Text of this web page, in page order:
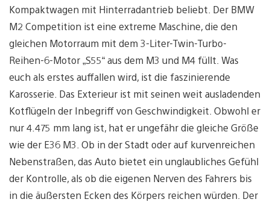
Kompaktwagen mit Hinterradantrieb beliebt. Der BMW
M2 Competition ist eine extreme Maschine, die den
gleichen Motorraum mit dem 3-Liter-Twin-Turbo-
Reihen-6-Motor „S55“ aus dem M3 und M4 füllt. Was
euch als erstes auffallen wird, ist die faszinierende
Karosserie. Das Exterieur ist mit seinen weit ausladenden
Kotflügeln der Inbegriff von Geschwindigkeit. Obwohl er
nur 4.475 mm lang ist, hat er ungefähr die gleiche Größe
wie der E36 M3. Ob in der Stadt oder auf kurvenreichen
Nebenstraßen, das Auto bietet ein unglaubliches Gefühl
der Kontrolle, als ob die eigenen Nerven des Fahrers bis
in die äußersten Ecken des Körpers reichen würden. Der